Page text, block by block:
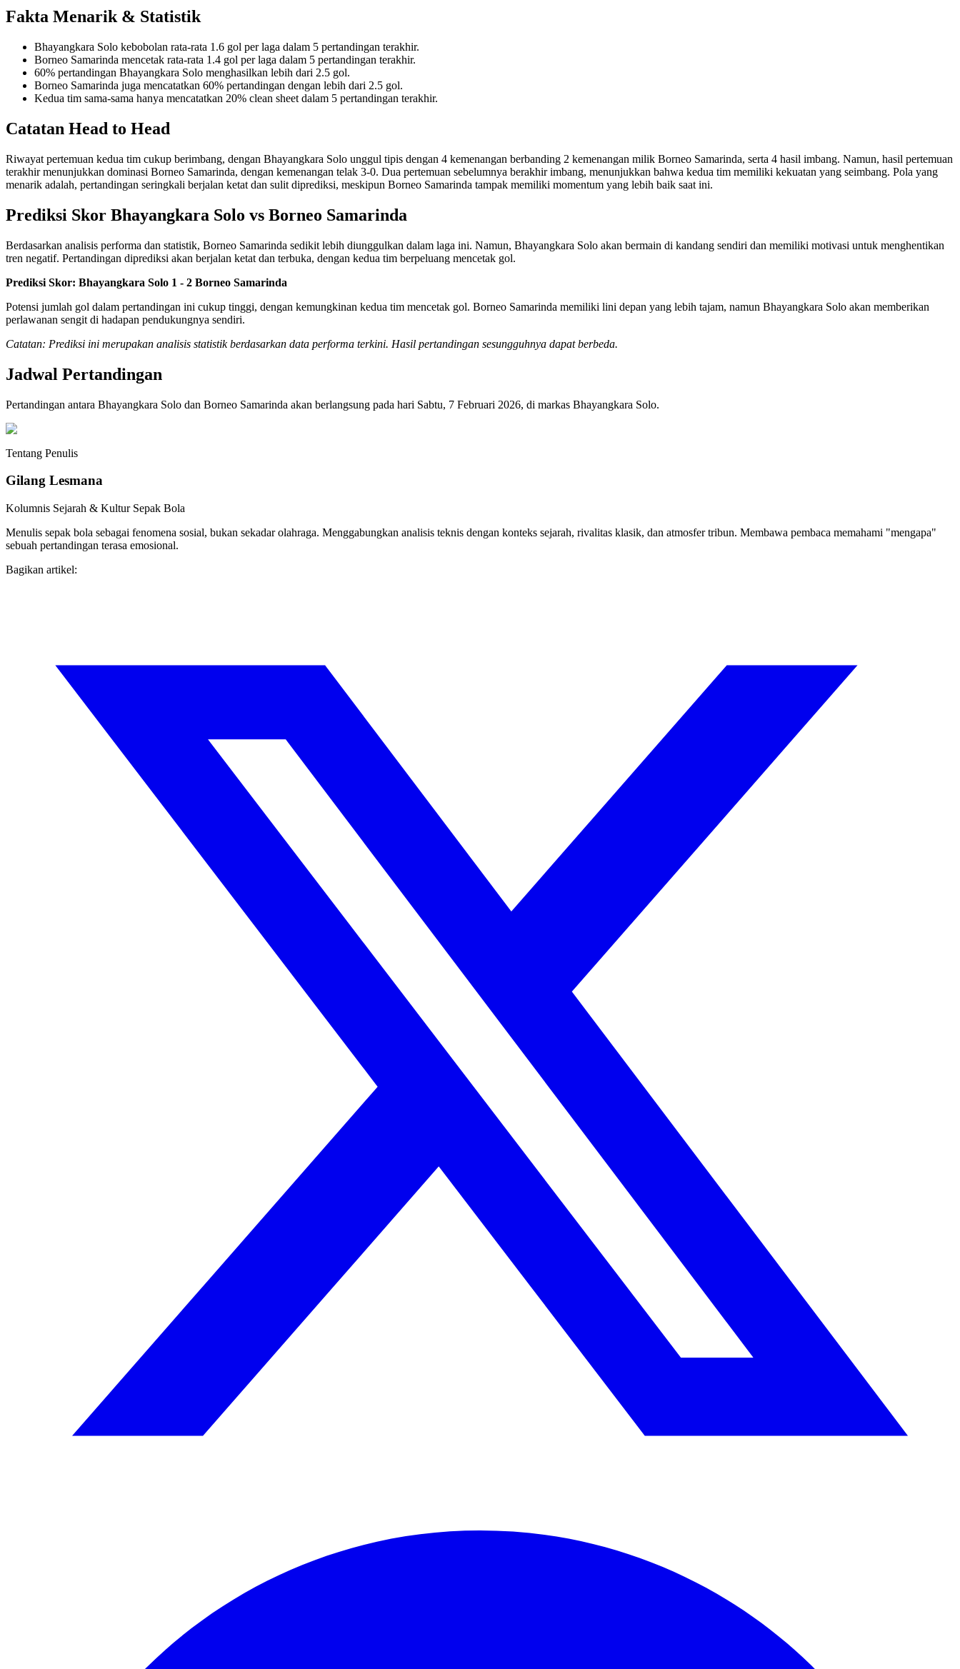
Fakta Menarik & Statistik
Bhayangkara Solo kebobolan rata-rata 1.6 gol per laga dalam 5 pertandingan terakhir.
Borneo Samarinda mencetak rata-rata 1.4 gol per laga dalam 5 pertandingan terakhir.
60% pertandingan Bhayangkara Solo menghasilkan lebih dari 2.5 gol.
Borneo Samarinda juga mencatatkan 60% pertandingan dengan lebih dari 2.5 gol.
Kedua tim sama-sama hanya mencatatkan 20% clean sheet dalam 5 pertandingan terakhir.
Catatan Head to Head
Riwayat pertemuan kedua tim cukup berimbang, dengan Bhayangkara Solo unggul tipis dengan 4 kemenangan berbanding 2 kemenangan milik Borneo Samarinda, serta 4 hasil imbang. Namun, hasil pertemuan
terakhir menunjukkan dominasi Borneo Samarinda, dengan kemenangan telak 3-0. Dua pertemuan sebelumnya berakhir imbang, menunjukkan bahwa kedua tim memiliki kekuatan yang seimbang. Pola yang
menarik adalah, pertandingan seringkali berjalan ketat dan sulit diprediksi, meskipun Borneo Samarinda tampak memiliki momentum yang lebih baik saat ini.
Prediksi Skor Bhayangkara Solo vs Borneo Samarinda
Berdasarkan analisis performa dan statistik, Borneo Samarinda sedikit lebih diunggulkan dalam laga ini. Namun, Bhayangkara Solo akan bermain di kandang sendiri dan memiliki motivasi untuk menghentikan
tren negatif. Pertandingan diprediksi akan berjalan ketat dan terbuka, dengan kedua tim berpeluang mencetak gol.
Prediksi Skor: Bhayangkara Solo 1 - 2 Borneo Samarinda
Potensi jumlah gol dalam pertandingan ini cukup tinggi, dengan kemungkinan kedua tim mencetak gol. Borneo Samarinda memiliki lini depan yang lebih tajam, namun Bhayangkara Solo akan memberikan
perlawanan sengit di hadapan pendukungnya sendiri.
Catatan: Prediksi ini merupakan analisis statistik berdasarkan data performa terkini. Hasil pertandingan sesungguhnya dapat berbeda.
Jadwal Pertandingan
Pertandingan antara Bhayangkara Solo dan Borneo Samarinda akan berlangsung pada hari Sabtu, 7 Februari 2026, di markas Bhayangkara Solo.
Tentang Penulis
Gilang Lesmana
Kolumnis Sejarah & Kultur Sepak Bola
Menulis sepak bola sebagai fenomena sosial, bukan sekadar olahraga. Menggabungkan analisis teknis dengan konteks sejarah, rivalitas klasik, dan atmosfer tribun. Membawa pembaca memahami "mengapa"
sebuah pertandingan terasa emosional.
Bagikan artikel: